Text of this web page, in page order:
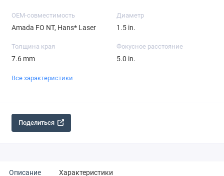
OEM-совместимость
Amada FO NT, Hans* Laser
Диаметр
1.5 in.
Толщина края
7.6 mm
Фокусное расстояние
5.0 in.
Все характеристики
Поделиться
Описание Характеристики